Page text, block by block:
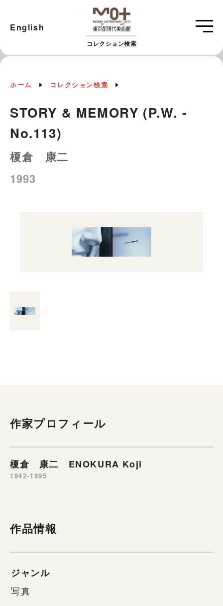
コレクション検索
English
ホーム コレクション検索
STORY & MEMORY (P.W. -
No.113)
榎倉 康二
1993
作家プロフィール
榎倉 康二 ENOKURA Koji
1942-1995
作品情報
ジャンル
写真